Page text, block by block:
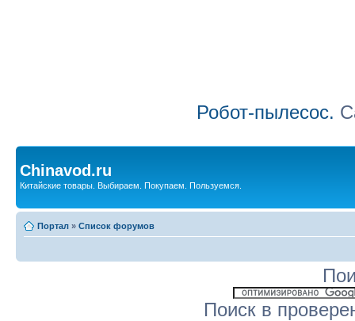
Робот-пылесос.
Chinavod.ru
Китайские товары. Выбираем. Покупаем. Пользуемся.
Портал » Список форумов
Поиск в